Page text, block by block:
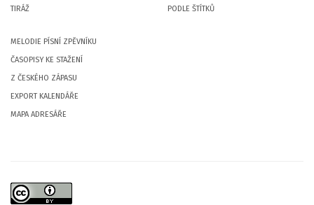
TIRÁŽ
PODLE ŠTÍTKŮ
MELODIE PÍSNÍ ZPĚVNÍKU
ČASOPISY KE STAŽENÍ
Z ČESKÉHO ZÁPASU
EXPORT KALENDÁŘE
MAPA ADRESÁŘE